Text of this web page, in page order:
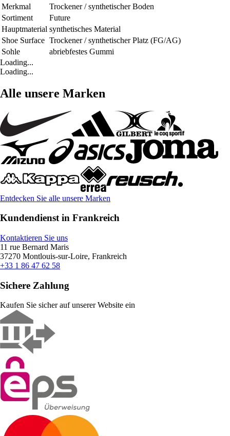
Merkmal
Trockener / synthetischer Boden
Sortiment
Future
Hauptmaterial synthetisches Material
Shoe Surface Trockener / synthetischer Platz (FG/AG)
Sohle
abriebfestes Gummi
Loading...
Loading...
Alle unsere Marken
Entdecken Sie alle unsere Marken
Kundendienst in Frankreich
Kontaktieren Sie uns
11 rue Bernard Maris
37270 Montlouis-sur-Loire, Frankreich
+33 1 86 47 62 58
Sichere Zahlung
Kaufen Sie sicher auf unserer Website ein